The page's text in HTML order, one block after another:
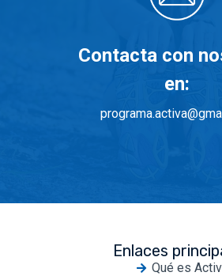
Contacta con
en:
Enlaces
Qué es